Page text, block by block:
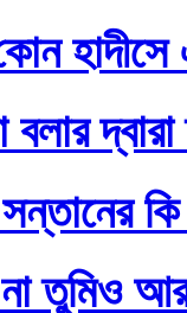
হাদীসে
তুমিও আর